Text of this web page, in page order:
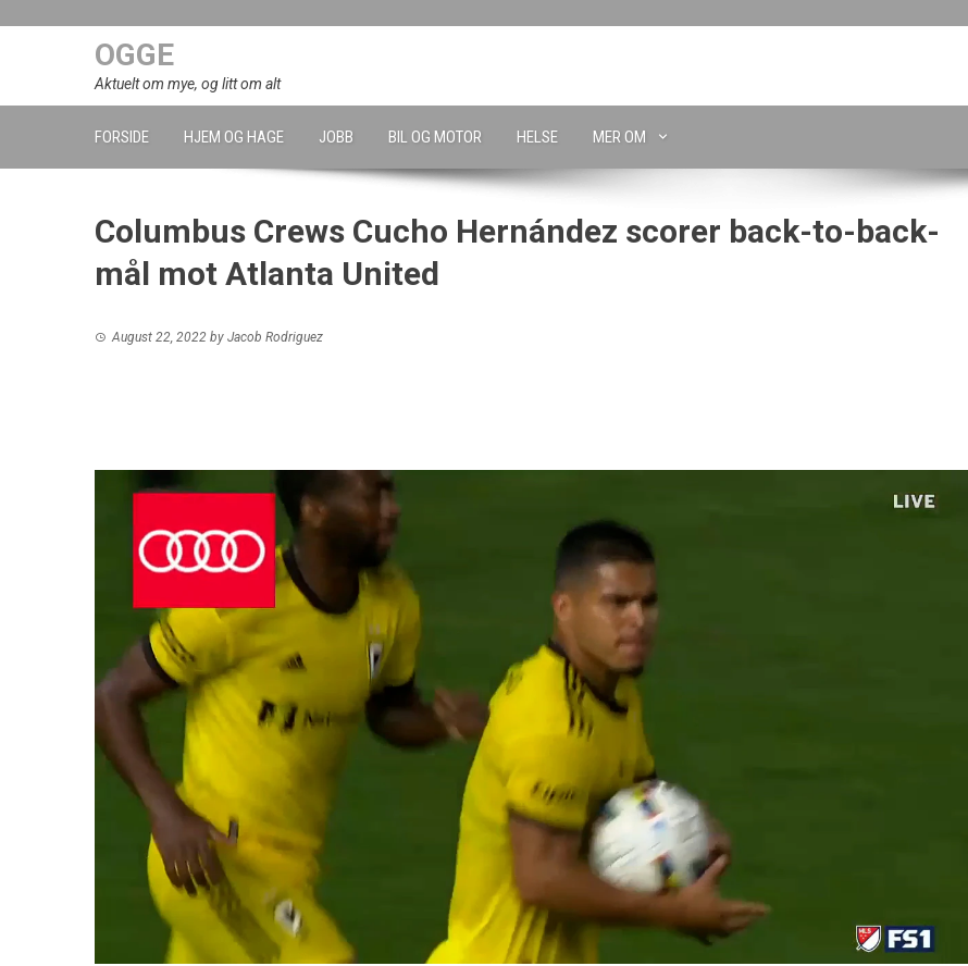
OGGE
Aktuelt om mye, og litt om alt
FORSIDE HJEM OG HAGE JOBB BIL OG MOTOR HELSE MER OM
Columbus Crews Cucho Hernández scorer back-to-back-
mål mot Atlanta United
August 22, 2022 by Jacob Rodriguez